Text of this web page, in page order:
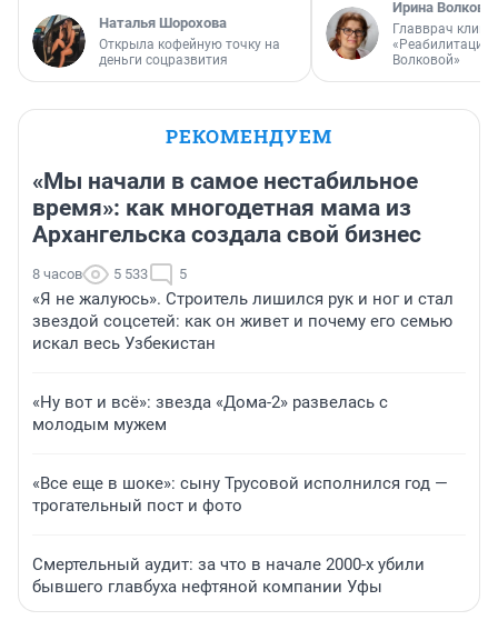
Наталья Шорохова
Открыла кофейную точку на
деньги соцразвития
Ирина Волкова
Главврач
«Реабилитация
Волковой»
РЕКОМЕНДУЕМ
«Мы начали в самое нестабильное
время»: как многодетная мама из
Архангельска создала свой бизнес
8 часов 5 533 5
«Я не жалуюсь». Строитель лишился рук и ног и стал
звездой соцсетей: как он живет и почему его семью
искал весь Узбекистан
«Ну вот и всё»: звезда «Дома-2» развелась с
молодым мужем
«Все еще в шоке»: сыну Трусовой исполнился год —
трогательный пост и фото
Смертельный аудит: за что в начале 2000-х убили
бывшего главбуха нефтяной компании Уфы